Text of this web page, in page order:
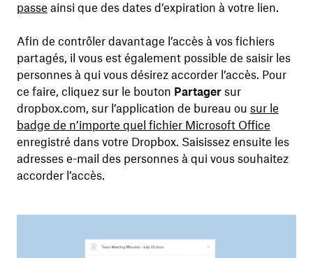
passe ainsi que des dates d’expiration à votre lien.
Afin de contrôler davantage l’accès à vos fichiers
partagés, il vous est également possible de saisir les
personnes à qui vous désirez accorder l’accès. Pour
ce faire, cliquez sur le bouton Partagersur
dropbox.com, sur l’application de bureau ou sur le
badge de n’importe quel fichier Microsoft Office
enregistré dans votre Dropbox. Saisissez ensuite les
adresses e-mail des personnes à qui vous souhaitez
accorder l’accès.